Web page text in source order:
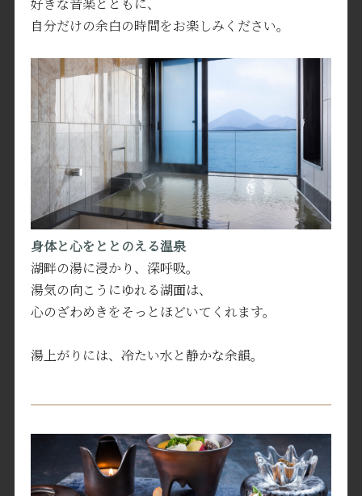
自分だけの余白の時間をお楽しみください。
身体と心をととのえる温泉
湖畔の湯に浸かり、深呼吸。
湯気の向こうにゆれる湖面は、
心のざわめきをそっとほどいてくれます。
湯上がりには、冷たい水と静かな余韻。